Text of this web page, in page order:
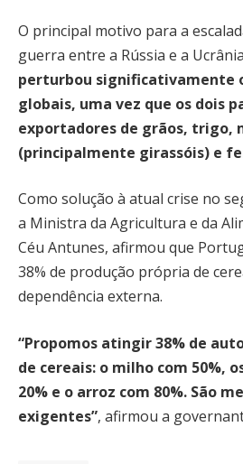
O principal motivo para a
guerra entre a Rússia e a
perturbou significativamente
globais, uma vez que os dois
exportadores de grãos, trigo,
(principalmente girassóis) e
Como solução à atual crise no
a Ministra da Agricultura e da
Céu Antunes, afirmou que
38% de produção própria de
dependência externa.
“Propomos atingir 38% de
de cereais: o milho com 50%,
20% e o arroz com 80%. São
exigentes”, afirmou a